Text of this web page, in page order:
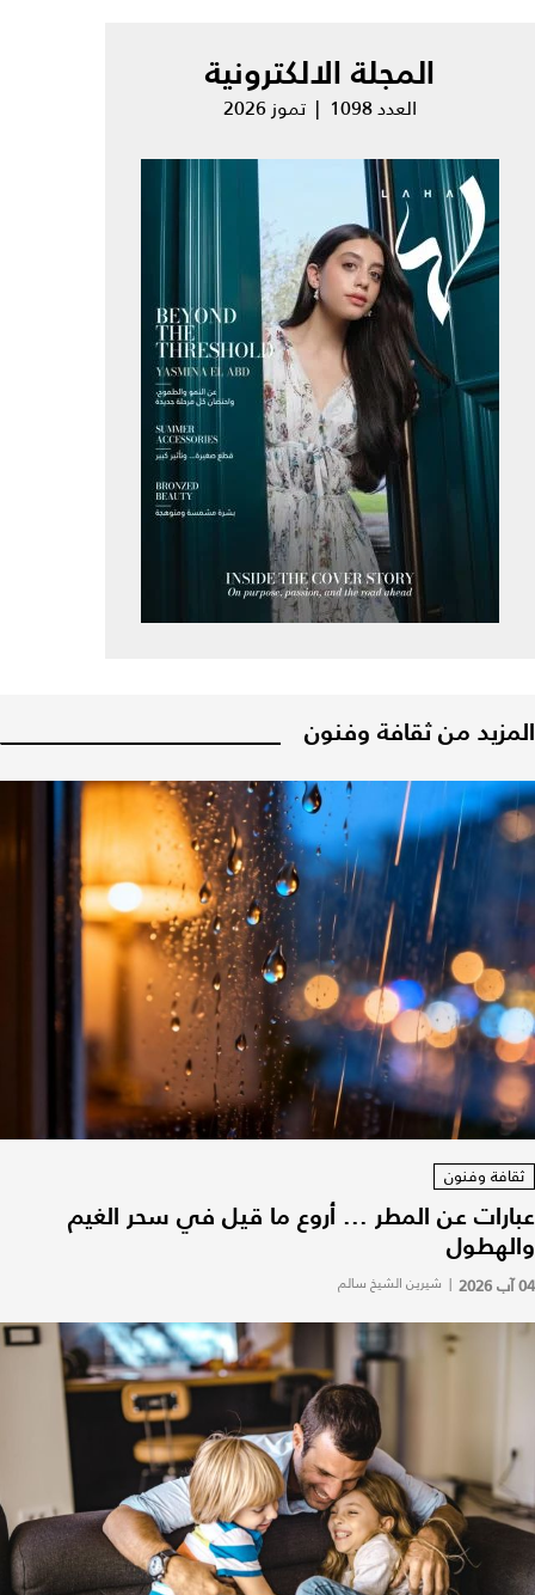
المجلة الالكترونية
العدد 1098 | تموز 2026
المزيد من ثقافة وفنون
ثقافة وفنون
عبارات عن المطر ... أروع ما قيل في سحر الغيم
والهطول
04 آب 2026 | شيرين الشيخ سالم